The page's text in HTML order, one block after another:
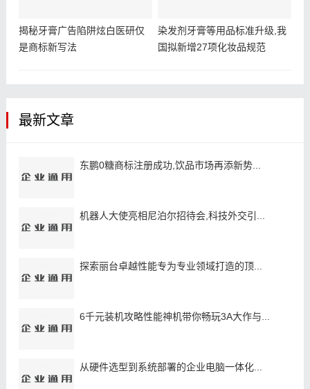
揭秘牙膏广告陷阱炫白医研仅
是商标新写法
染发剂牙膏等用品标准升级,我
国拟新增27项化妆品规范
最新文章
东鹏0糖商标注册成功,饮品市场再添新势...
机器人大使亮相尼泊尔招待会,科技外交引...
探索丽台卓越性能专为专业领域打造的顶...
6千元装机攻略性能神机带你畅玩3A大作与...
从硬件选型到系统部署的企业电脑一体化...